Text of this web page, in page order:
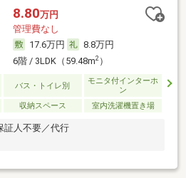
8.80万円
管理費なし
17.6万円
8.8万円
6階 / 3LDK（59.48m2）
バス・トイレ別
モニタ付インターホ
ン
収納スペース 室内洗濯機置き場
証人不要／代行